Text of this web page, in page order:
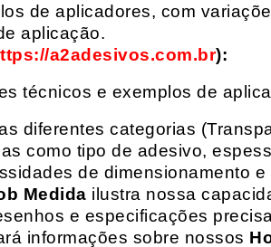
de aplicadores, com
aplicação.
a2adesivos.com.br):
técnicos e exemplos de
diferentes categorias
como tipo de adesivo,
de dimensionamento
Medida ilustra nossa
e especificações
informações sobre nossos